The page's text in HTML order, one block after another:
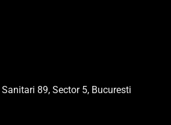
89, Sector 5, Bucuresti